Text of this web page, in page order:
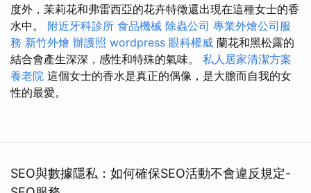
度外，茉莉花和弗雷西亞的花卉特徵還出現在這種女士的香
水中。 附近牙科診所 食品機械 除蟲公司 專業外燴公司服
務 新竹外燴 辦護照 wordpress 眼科權威 蘭花和黑松露的
結合會產生深深，感性和特殊的氣味。 私人居家清潔方案
養老院 這個女士的香水是真正的偶像，是大膽而自我的女
性的最愛。
SEO與數據隱私：如何確保SEO活動不會違反規定-